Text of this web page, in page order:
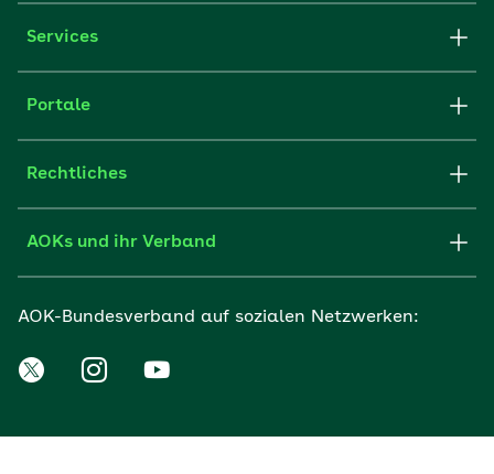
Services
Portale
Rechtliches
AOKs und ihr Verband
AOK-Bundesverband auf sozialen Netzwerken: